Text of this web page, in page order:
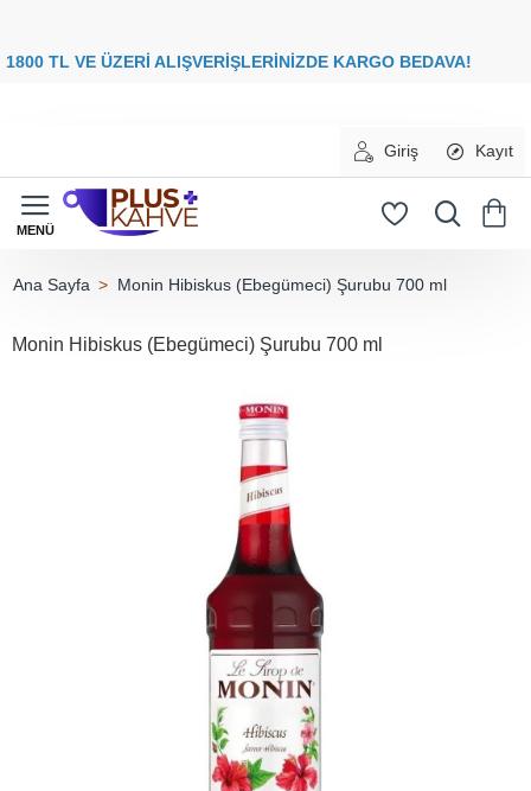
00 TL VE ÜZERİ ALIŞVERİŞLERİNİZDE KARGO
Giriş Kayıt
Monin Hibiskus (Ebegümeci) Şurubu 700 ml
Monin Hibiskus (Ebegümeci) Şurubu 700 ml